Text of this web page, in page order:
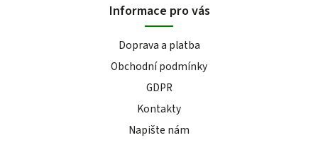
Informace pro vás
Doprava a platba
Obchodní podmínky
GDPR
Kontakty
Napište nám